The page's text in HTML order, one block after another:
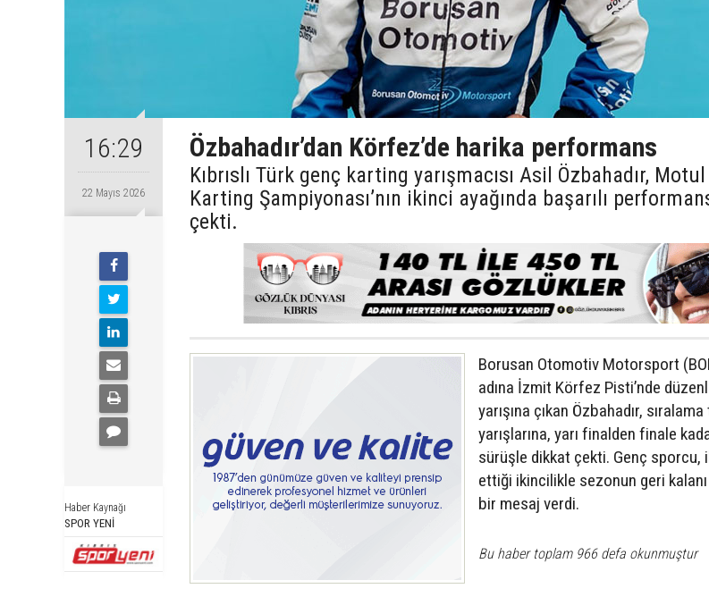
16:29
22 Mayıs 2026
Haber Kaynağı
SPOR YENİ
Özbahadır’dan Körfez’de harika performans
Kıbrıslı Türk genç karting yarışmacısı Asil Özbahadır,
Karting Şampiyonası’nın ikinci ayağında başarılı
çekti.
Borusan Otomotiv Motorsport
adına İzmit Körfez Pisti’nde
yarışına çıkan Özbahadır,
yarışlarına, yarı finalden finale
sürüşle dikkat çekti. Genç sporcu,
ettiği ikincilikle sezonun geri
bir mesaj verdi.
Bu haber toplam 966 defa okunmuştur